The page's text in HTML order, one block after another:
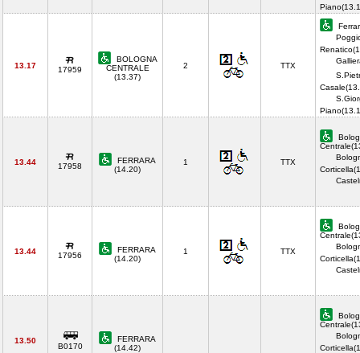
13.17 17959
BOLOGNA
CENTRALE
(13.37)
2 TTX
13.44 17958
FERRARA
(14.20)
1 TTX
13.44 17956
FERRARA
(14.20)
1 TTX
13.50
B0170
FERRARA
(14.42)